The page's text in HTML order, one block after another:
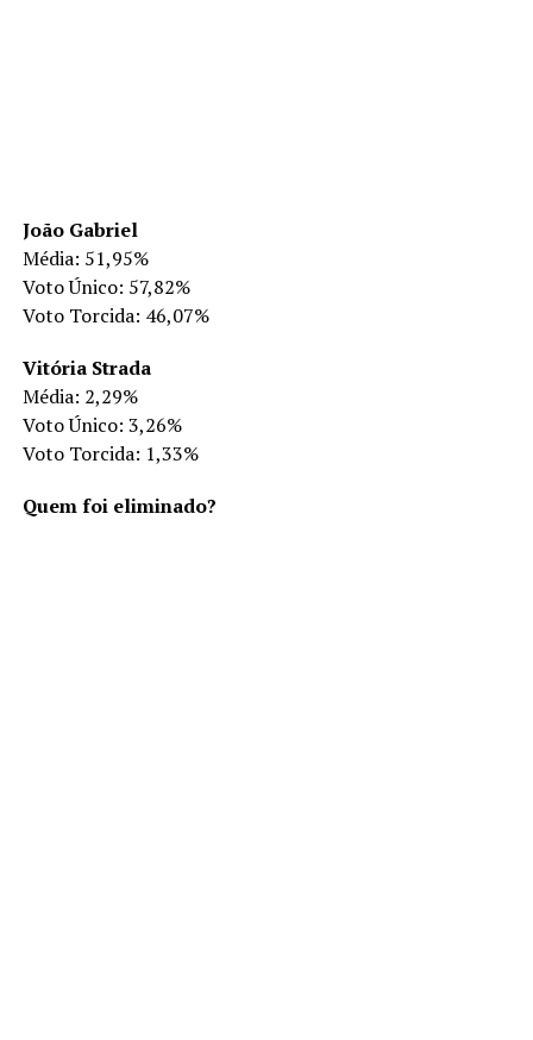
João Gabriel
Média: 51,95%
Voto Único: 57,82%
Voto Torcida: 46,07%
Vitória Strada
Média: 2,29%
Voto Único: 3,26%
Voto Torcida: 1,33%
Quem foi eliminado?